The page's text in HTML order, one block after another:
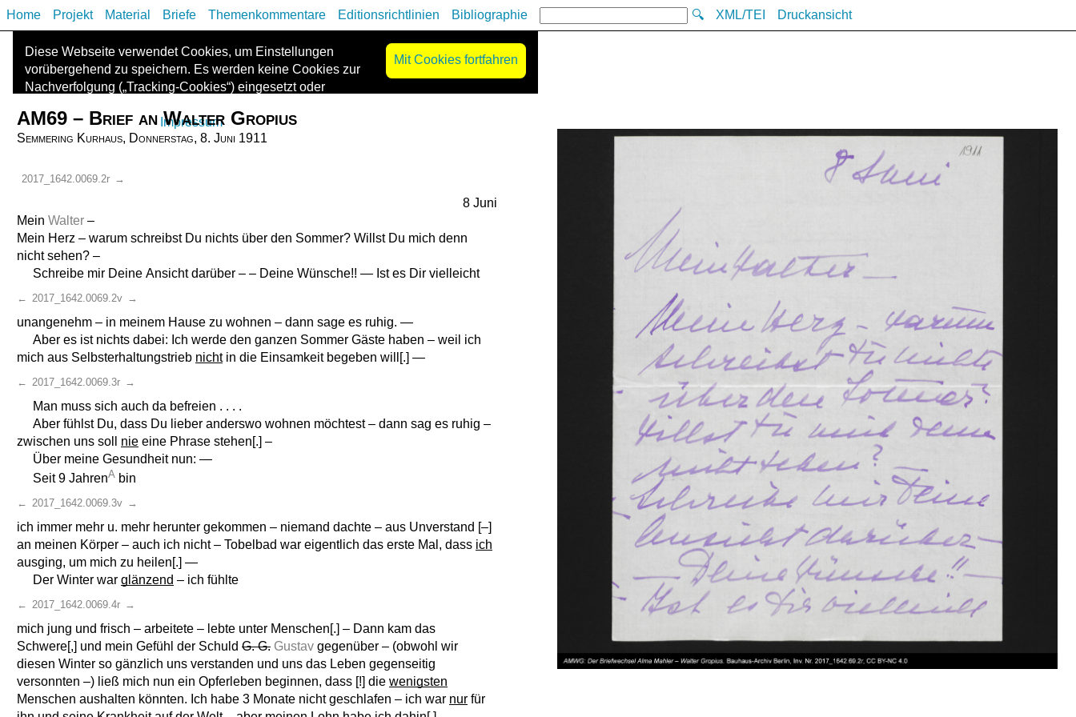
Home Projekt Material Briefe Themenkommentare Editionsrichtlinien Bibliographie 🔍 XML/TEI Druckansicht
Diese Webseite verwendet Cookies, um Einstellungen
vorübergehend zu speichern. Es werden keine Cookies zur
Nachverfolgung („Tracking-Cookies“) eingesetzt oder
Anbieters finden Sie im Impressum.
Mit Cookies fortfahren
AM69 – Brief an Walter Gropius
Semmering Kurhaus, Donnerstag, 8. Juni 1911
2017_1642.0069.2r →
8 Juni
Mein Walter –
Mein Herz – warum schreibst Du nichts über den Sommer? Willst Du mich denn
nicht sehen? –
Schreibe mir Deine Ansicht darüber – – Deine Wünsche!! — Ist es Dir vielleicht
← 2017_1642.0069.2v →
unangenehm – in meinem Hause zu wohnen – dann sage es ruhig. —
Aber es ist nichts dabei: Ich werde den ganzen Sommer Gäste haben – weil ich
mich aus Selbsterhaltungstrieb nichtin die Einsamkeit begeben will[.] —
← 2017_1642.0069.3r →
Man muss sich auch da befreien . . . .
Aber fühlst Du, dass Du lieber anderswo wohnen möchtest – dann sag es ruhig –
zwischen uns soll nie eine Phrase stehen[.] –
Über meine Gesundheit nun: —
Seit 9 JahrenA bin
← 2017_1642.0069.3v →
ich immer mehr u. mehr herunter gekommen – niemand dachte – aus Unverstand [–]
an meinen Körper – auch ich nicht – Tobelbad war eigentlich das erste Mal, dass ich
ausging, um mich zu heilen[.] —
Der Winter war glänzend – ich fühlte
← 2017_1642.0069.4r →
mich jung und frisch – arbeitete – lebte unter Menschen[.] – Dann kam das
Schwere[,] und mein Gefühl der Schuld G. G. Gustav gegenüber – (obwohl wir
diesen Winter so gänzlich uns verstanden und uns das Leben gegenseitig
versonnten –) ließ mich nun ein Opferleben beginnen, dass [!] die wenigsten
Menschen aushalten könnten. Ich habe 3 Monate nicht geschlafen – ich war nur für